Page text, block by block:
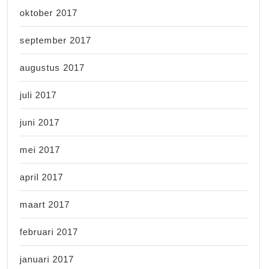
oktober 2017
september 2017
augustus 2017
juli 2017
juni 2017
mei 2017
april 2017
maart 2017
februari 2017
januari 2017